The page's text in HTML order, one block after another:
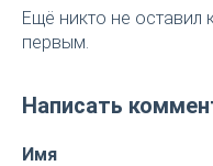
Ещё никто не оставил
первым.
Написать
Имя